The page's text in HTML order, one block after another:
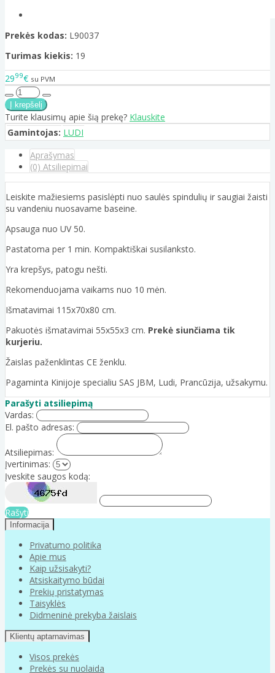
Prekės kodas: L90037
Turimas kiekis: 19
2999€ su PVM
Turite klausimų apie šią prekę? Klauskite
Gamintojas: LUDI
Aprašymas
(0) Atsiliepimai
Leiskite mažiesiems pasislėpti nuo saulės spindulių ir saugiai žaisti
su vandeniu nuosavame baseine.
Apsauga nuo UV 50.
Pastatoma per 1 min. Kompaktiškai susilanksto.
Yra krepšys, patogu nešti.
Rekomenduojama vaikams nuo 10 mėn.
Išmatavimai 115x70x80 cm.
Pakuotės išmatavimai 55x55x3 cm. Prekė siunčiama tik
kurjeriu.
Žaislas paženklintas CE ženklu.
Pagaminta Kinijoje specialiu SAS JBM, Ludi, Prancūzija, užsakymu.
Parašyti atsiliepimą
Vardas:
El. pašto adresas:
Atsiliepimas:
Įvertinimas:
Įveskite saugos kodą:
Rašyti
Informacija
Privatumo politika
Apie mus
Kaip užsisakyti?
Atsiskaitymo būdai
Prekių pristatymas
Taisyklės
Didmeninė prekyba žaislais
Klientų aptarnavimas
Visos prekės
Prekės su nuolaida